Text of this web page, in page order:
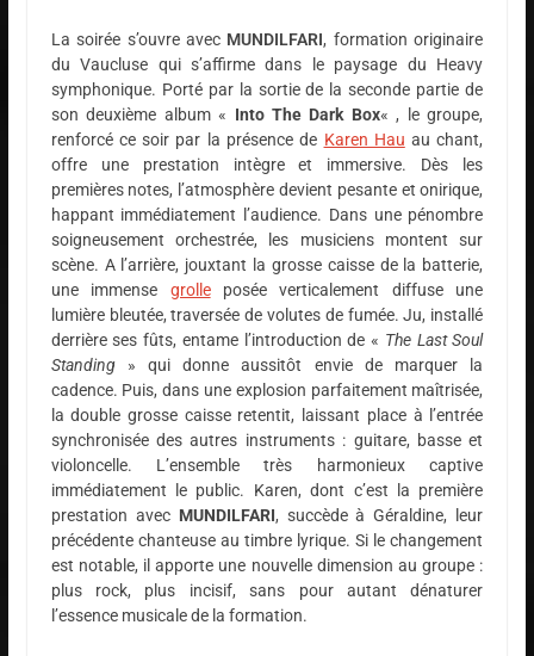
La soirée s’ouvre avec MUNDILFARI, formation originaire
du Vaucluse qui s’affirme dans le paysage du Heavy
symphonique. Porté par la sortie de la seconde partie de
son deuxième album « Into The Dark Box« , le groupe,
renforcé ce soir par la présence de Karen Hau au chant,
offre une prestation intègre et immersive. Dès les
premières notes, l’atmosphère devient pesante et onirique,
happant immédiatement l’audience. Dans une pénombre
soigneusement orchestrée, les musiciens montent sur
scène. A l’arrière, jouxtant la grosse caisse de la batterie,
une immense grolleposée verticalement diffuse une
lumière bleutée, traversée de volutes de fumée. Ju, installé
derrière ses fûts, entame l’introduction de « The Last Soul
Standing» qui donne aussitôt envie de marquer la
cadence. Puis, dans une explosion parfaitement maîtrisée,
la double grosse caisse retentit, laissant place à l’entrée
synchronisée des autres instruments : guitare, basse et
violoncelle. L’ensemble très harmonieux captive
immédiatement le public. Karen, dont c’est la première
prestation avec MUNDILFARI, succède à Géraldine, leur
précédente chanteuse au timbre lyrique. Si le changement
est notable, il apporte une nouvelle dimension au groupe :
plus rock, plus incisif, sans pour autant dénaturer
l’essence musicale de la formation.